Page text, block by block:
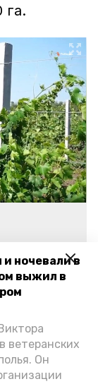
ночевали в
выжил в
ветеранских
Он
га.
300 га.